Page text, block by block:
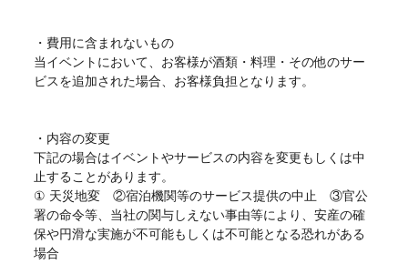
・費用に含まれないもの
当イベントにおいて、お客様が酒類・料理・その他のサー
ビスを追加された場合、お客様負担となります。
・内容の変更
下記の場合はイベントやサービスの内容を変更もしくは中
止することがあります。
① 天災地変 ②宿泊機関等のサービス提供の中止 ③官公
署の命令等、当社の関与しえない事由等により、安産の確
保や円滑な実施が不可能もしくは不可能となる恐れがある
場合